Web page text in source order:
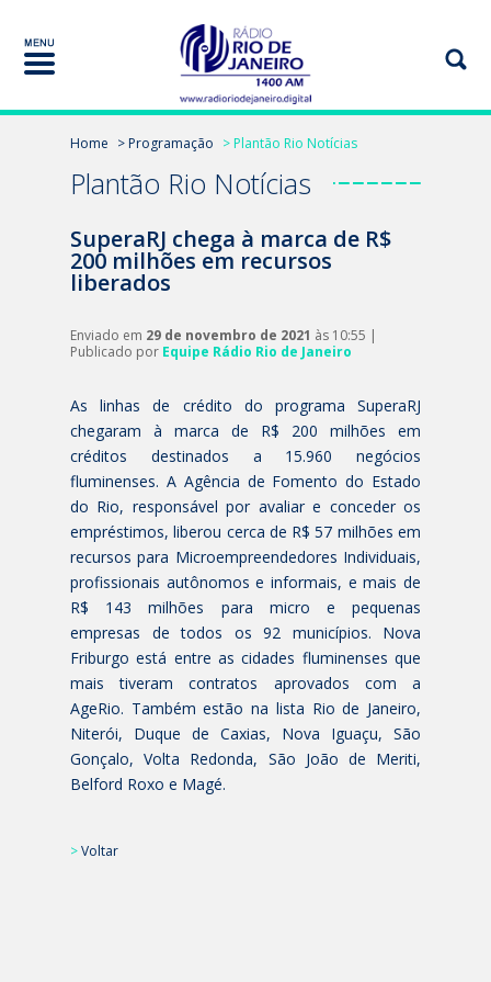
Home > Programação > Plantão Rio Notícias
Plantão Rio Notícias
SuperaRJ chega à marca de R$
200 milhões em recursos
liberados
Enviado em 29 de novembro de 2021 às 10:55 |
Publicado por Equipe Rádio Rio de Janeiro
As linhas de crédito do programa SuperaRJ
chegaram à marca de R$ 200 milhões em
créditos destinados a 15.960 negócios
fluminenses. A Agência de Fomento do Estado
do Rio, responsável por avaliar e conceder os
empréstimos, liberou cerca de R$ 57 milhões em
recursos para Microempreendedores Individuais,
profissionais autônomos e informais, e mais de
R$ 143 milhões para micro e pequenas
empresas de todos os 92 municípios. Nova
Friburgo está entre as cidades fluminenses que
mais tiveram contratos aprovados com a
AgeRio. Também estão na lista Rio de Janeiro,
Niterói, Duque de Caxias, Nova Iguaçu, São
Gonçalo, Volta Redonda, São João de Meriti,
Belford Roxo e Magé.
>Voltar